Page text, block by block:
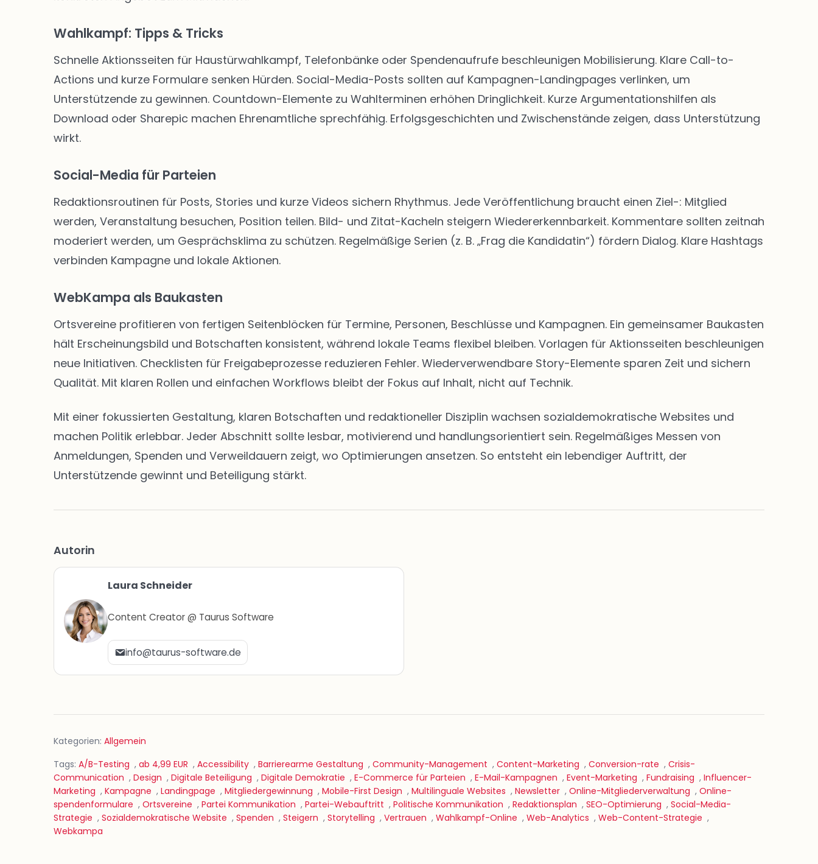
Wahlkampf: Tipps & Tricks
Schnelle Aktionsseiten für Haustürwahlkampf, Telefonbänke oder Spendenaufrufe beschleunigen Mobilisierung. Klare Call-to-
Actions und kurze Formulare senken Hürden. Social-Media-Posts sollten auf Kampagnen-Landingpages verlinken, um
Unterstützende zu gewinnen. Countdown-Elemente zu Wahlterminen erhöhen Dringlichkeit. Kurze Argumentationshilfen als
Download oder Sharepic machen Ehrenamtliche sprechfähig. Erfolgsgeschichten und Zwischenstände zeigen, dass Unterstützung
wirkt.
Social-Media für Parteien
Redaktionsroutinen für Posts, Stories und kurze Videos sichern Rhythmus. Jede Veröffentlichung braucht einen Ziel-: Mitglied
werden, Veranstaltung besuchen, Position teilen. Bild- und Zitat-Kacheln steigern Wiedererkennbarkeit. Kommentare sollten zeitnah
moderiert werden, um Gesprächsklima zu schützen. Regelmäßige Serien (z. B. „Frag die Kandidatin“) fördern Dialog. Klare Hashtags
verbinden Kampagne und lokale Aktionen.
WebKampa als Baukasten
Ortsvereine profitieren von fertigen Seitenblöcken für Termine, Personen, Beschlüsse und Kampagnen. Ein gemeinsamer Baukasten
hält Erscheinungsbild und Botschaften konsistent, während lokale Teams flexibel bleiben. Vorlagen für Aktionsseiten beschleunigen
neue Initiativen. Checklisten für Freigabeprozesse reduzieren Fehler. Wiederverwendbare Story-Elemente sparen Zeit und sichern
Qualität. Mit klaren Rollen und einfachen Workflows bleibt der Fokus auf Inhalt, nicht auf Technik.
Mit einer fokussierten Gestaltung, klaren Botschaften und redaktioneller Disziplin wachsen sozialdemokratische Websites und
machen Politik erlebbar. Jeder Abschnitt sollte lesbar, motivierend und handlungsorientiert sein. Regelmäßiges Messen von
Anmeldungen, Spenden und Verweildauern zeigt, wo Optimierungen ansetzen. So entsteht ein lebendiger Auftritt, der
Unterstützende gewinnt und Beteiligung stärkt.
Autorin
Laura Schneider
Content Creator @ Taurus Software
info@taurus-software.de
Kategorien: Allgemein
Tags: A/B-Testing , ab 4,99 EUR , Accessibility , Barrierearme Gestaltung , Community-Management , Content-Marketing , Conversion-rate , Crisis-
Communication , Design , Digitale Beteiligung , Digitale Demokratie , E-Commerce für Parteien , E-Mail-Kampagnen , Event-Marketing , Fundraising , Influencer-
Marketing , Kampagne , Landingpage , Mitgliedergewinnung , Mobile-First Design , Multilinguale Websites , Newsletter , Online-Mitgliederverwaltung , Online-
spendenformulare , Ortsvereine , Partei Kommunikation , Partei-Webauftritt , Politische Kommunikation , Redaktionsplan , SEO-Optimierung , Social-Media-
Strategie , Sozialdemokratische Website , Spenden , Steigern , Storytelling , Vertrauen , Wahlkampf-Online , Web-Analytics , Web-Content-Strategie ,
Webkampa